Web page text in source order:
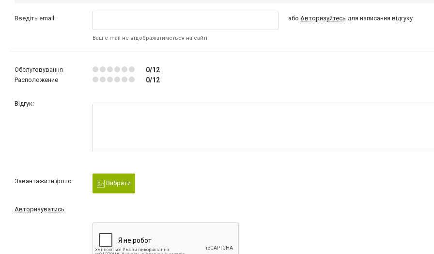
Введіть email:
Ваш e-mail не відображатиметься на сайті
або Авторизуйтесь для написання відгуку
Обслуговування 0/12
Расположение 0/12
Відгук:
Завантажити фото: Вибрати
Авторизуватись